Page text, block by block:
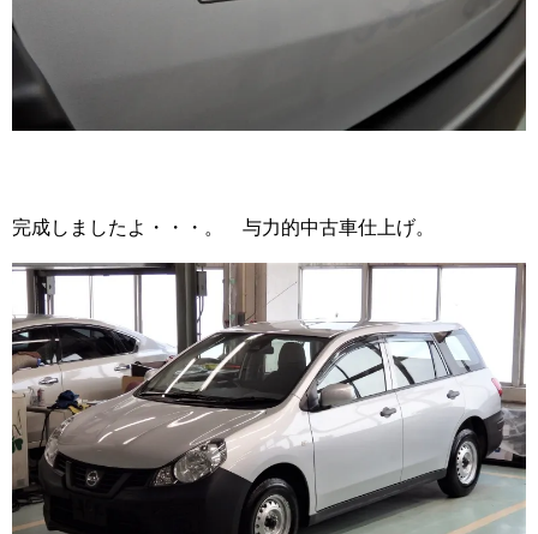
完成しましたよ・・・。 与力的中古車仕上げ。